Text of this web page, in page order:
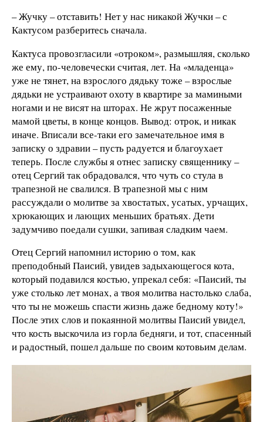
– Жучку – отставить! Нет у нас никакой Жучки – с
Кактусом разберитесь сначала.
Кактуса провозгласили «отроком», размышляя, сколько
же ему, по-человечески считая, лет. На «младенца»
уже не тянет, на взрослого дядьку тоже – взрослые
дядьки не устраивают охоту в квартире за мамиными
ногами и не висят на шторах. Не жрут посаженные
мамой цветы, в конце концов. Вывод: отрок, и никак
иначе. Вписали все-таки его замечательное имя в
записку о здравии – пусть радуется и благоухает
теперь. После службы я отнес записку священнику –
отец Сергий так обрадовался, что чуть со стула в
трапезной не свалился. В трапезной мы с ним
рассуждали о молитве за хвостатых, усатых, урчащих,
хрюкающих и лающих меньших братьях. Дети
задумчиво поедали сушки, запивая сладким чаем.
Отец Сергий напомнил историю о том, как
преподобный Паисий, увидев задыхающегося кота,
который подавился костью, упрекал себя: «Паисий, ты
уже столько лет монах, а твоя молитва настолько слаба,
что ты не можешь спасти жизнь даже бедному коту!»
После этих слов и покаянной молитвы Паисий увидел,
что кость выскочила из горла бедняги, и тот, спасенный
и радостный, пошел дальше по своим котовьим делам.